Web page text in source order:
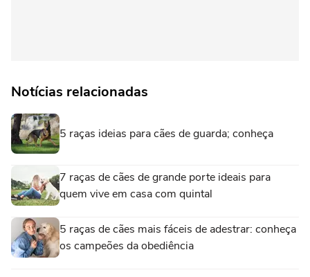
Notícias relacionadas
5 raças ideias para cães de guarda; conheça
7 raças de cães de grande porte ideais para
quem vive em casa com quintal
5 raças de cães mais fáceis de adestrar: conheça
os campeões da obediência